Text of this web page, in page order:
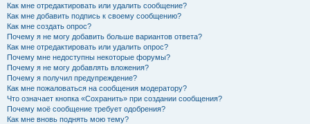
Как мне отредактировать или удалить сообщение?
Как мне добавить подпись к своему сообщению?
Как мне создать опрос?
Почему я не могу добавить больше вариантов ответа?
Как мне отредактировать или удалить опрос?
Почему мне недоступны некоторые форумы?
Почему я не могу добавлять вложения?
Почему я получил предупреждение?
Как мне пожаловаться на сообщения модератору?
Что означает кнопка «Сохранить» при создании сообщения?
Почему моё сообщение требует одобрения?
Как мне вновь поднять мою тему?